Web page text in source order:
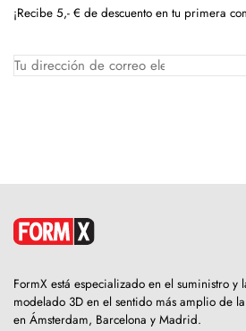
¡Recibe 5,- € de descuento en tu primera
FormX está especializado en el suministro
modelado 3D en el sentido más amplio de
en Ámsterdam, Barcelona y Madrid.